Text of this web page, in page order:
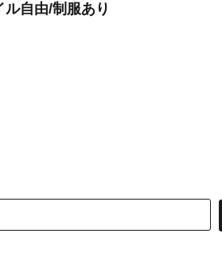
自由/制服あり